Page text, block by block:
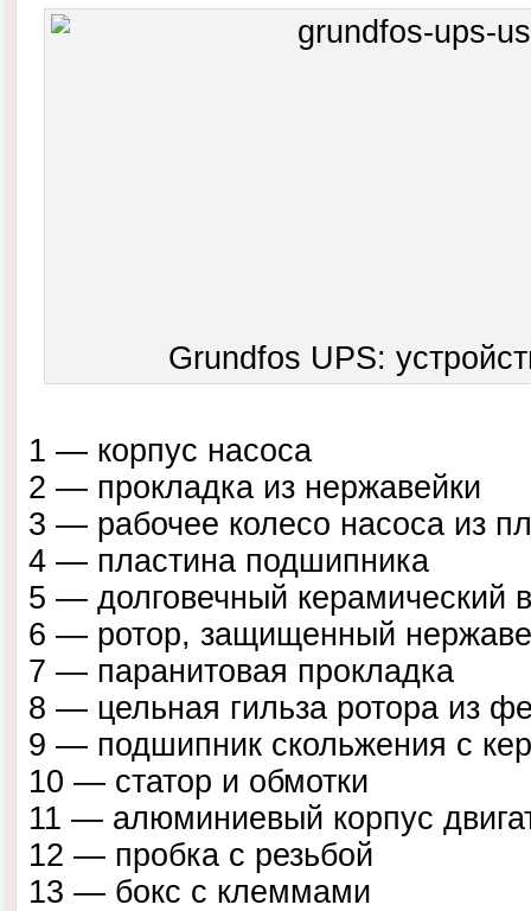
Grundfos UPS:
1 — корпус насоса
2 — прокладка из нержавейки
3 — рабочее колесо насоса из
4 — пластина подшипника
5 — долговечный керамический
6 — ротор, защищенный
7 — паранитовая прокладка
8 — цельная гильза ротора из
9 — подшипник скольжения с
10 — статор и обмотки
11 — алюминиевый корпус
12 — пробка с резьбой
13 — бокс с клеммами